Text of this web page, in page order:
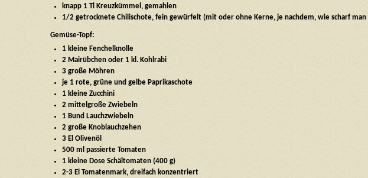
knapp 1 Tl Kreuzkümmel, gemahlen
1/2 getrocknete Chilischote, fein gewürfelt (mit oder ohne Kerne, je nachdem, wie scharf man
Gemüse-Topf:
1 kleine Fenchelknolle
2 Mairübchen oder 1 kl. Kohlrabi
3 große Möhren
je 1 rote, grüne und gelbe Paprikaschote
1 kleine Zucchini
2 mittelgroße Zwiebeln
1 Bund Lauchzwiebeln
2 große Knoblauchzehen
3 El Olivenöl
500 ml passierte Tomaten
1 kleine Dose Schältomaten (400 g)
2-3 El Tomatenmark, dreifach konzentriert